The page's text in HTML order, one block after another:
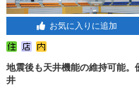
お気に入りに追加
地震後も天井機能の維持可能
井